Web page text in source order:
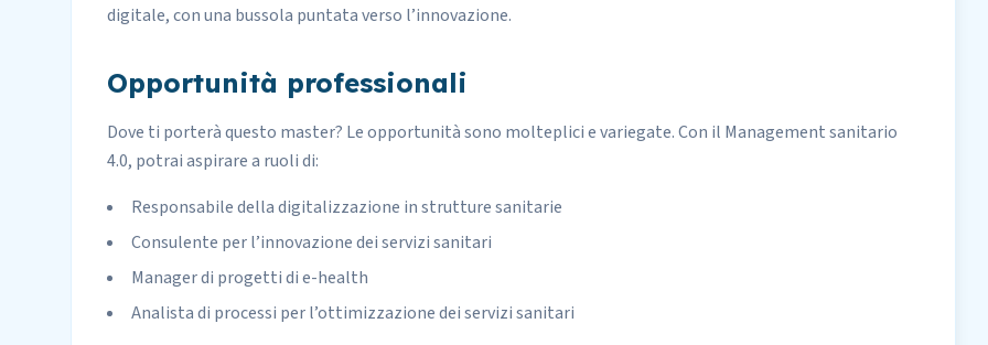
digitale, con una bussola puntata verso l’innovazione.
Opportunità professionali
Dove ti porterà questo master? Le opportunità sono molteplici e variegate. Con il Management sanitario
4.0, potrai aspirare a ruoli di:
Responsabile della digitalizzazione in strutture sanitarie
Consulente per l’innovazione dei servizi sanitari
Manager di progetti di e-health
Analista di processi per l’ottimizzazione dei servizi sanitari